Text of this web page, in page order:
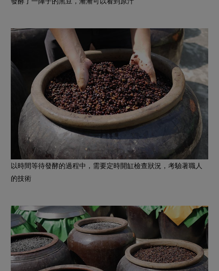
以時間等待發酵的過程中，需要定時開缸檢查狀況，考驗著職人
的技術